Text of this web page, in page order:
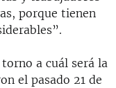
porque tienen
a cuál será la
el pasado 21 de